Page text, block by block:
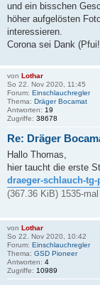
und ein bisschen
höher aufgelösten
interessieren.
Corona sei Dank
von Lothar
So 22. Nov 2020, 11:45
Forum: Einschlauchregler
Thema: Dräger Bocamat
Antworten: 19
Zugriffe: 38678
Re: Dräger
Hallo Thomas,
hier taucht die erste
draeger-schlauch-tg-
(367.36 KiB) 1535-
von Lothar
So 22. Nov 2020, 10:42
Forum: Einschlauchregler
Thema: GSD Pioneer
Antworten: 4
Zugriffe: 10989